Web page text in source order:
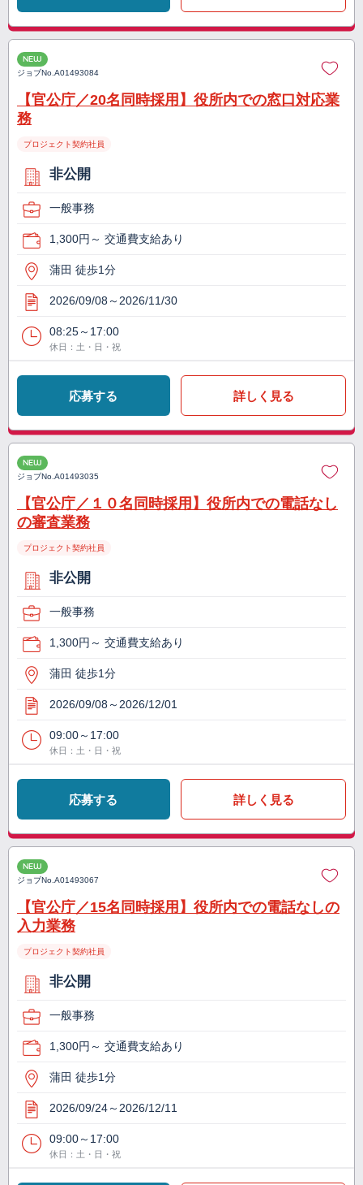
NEW
ジョブNo.A01493084
【官公庁／20名同時採用】役所内での窓口対応業
務
プロジェクト契約社員
非公開
一般事務
1,300円～ 交通費支給あり
蒲田 徒歩1分
2026/09/08～2026/11/30
08:25～17:00
休日：土・日・祝
応募する 詳しく見る
NEW
ジョブNo.A01493035
【官公庁／１０名同時採用】役所内での電話なし
の審査業務
プロジェクト契約社員
非公開
一般事務
1,300円～ 交通費支給あり
蒲田 徒歩1分
2026/09/08～2026/12/01
09:00～17:00
休日：土・日・祝
応募する 詳しく見る
NEW
ジョブNo.A01493067
【官公庁／15名同時採用】役所内での電話なしの
入力業務
プロジェクト契約社員
非公開
一般事務
1,300円～ 交通費支給あり
蒲田 徒歩1分
2026/09/24～2026/12/11
09:00～17:00
休日：土・日・祝